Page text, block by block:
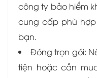
công ty bảo hiểm
cung cấp phù
bạn.
Đóng trọn gói:
tiện hoặc cần